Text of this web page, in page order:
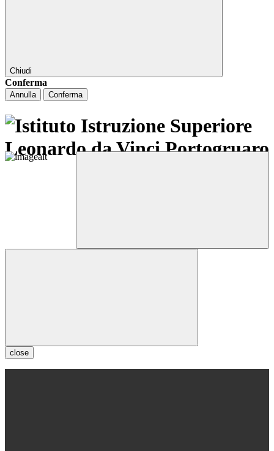
Chiudi
Conferma
Annulla Conferma
close